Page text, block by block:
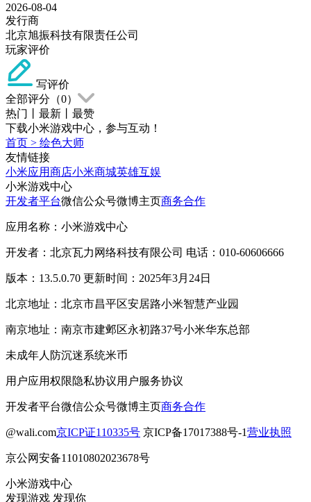
2026-08-04
发行商
北京旭振科技有限责任公司
玩家评价
写评价
全部评分（0）
热门
最新
最赞
下载小米游戏中心，参与互动！
首页 > 绘色大师
友情链接
小米应用商店小米商城英雄互娱
小米游戏中心
开发者平台微信公众号微博主页商务合作
应用名称：小米游戏中心
开发者：北京瓦力网络科技有限公司 电话：010-60606666
版本：13.5.0.70 更新时间：2025年3月24日
北京地址：北京市昌平区安居路小米智慧产业园
南京地址：南京市建邺区永初路37号小米华东总部
未成年人防沉迷系统米币
用户应用权限隐私协议用户服务协议
开发者平台微信公众号微博主页商务合作
@wali.com京ICP证110335号 京ICP备17017388号-1营业执照
京公网安备11010802023678号
小米游戏中心
发现游戏 发现你